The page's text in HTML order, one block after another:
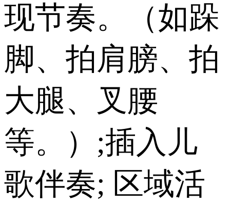
现节奏。（如跺
脚、拍肩膀、拍
大腿、叉腰
等。）;插入儿
歌伴奏; 区域活